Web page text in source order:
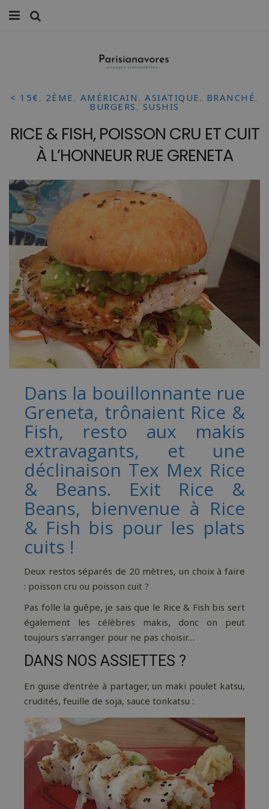
FAMILLE
VOYAGES
WEEK-ENDS
BALADES À PARIS
LIFESTYLE
CULTURE
< 15€, 2ÈME , AMÉRICAIN ,ASIATIQUE , BRANCHÉ,
BURGERS , SUSHIS
RICE & FISH, POISSON CRU ET CUIT
À L’HONNEUR RUE GRENETA
Dans la bouillonnante rue
Greneta, trônaient Rice &
Fish, resto aux makis
extravagants, et une
déclinaison Tex Mex Rice
& Beans. Exit Rice &
Beans, bienvenue à Rice
& Fish bis pour les plats
cuits !
Deux restos séparés de 20 mètres, un choix à faire
: poisson cru ou poisson cuit ?
Pas folle la guêpe, je sais que le Rice & Fish bis sert
également les célèbres makis, donc on peut
toujours s’arranger pour ne pas choisir…
DANS NOS ASSIETTES ?
En guise d’entrée à partager, un maki poulet katsu,
crudités, feuille de soja, sauce tonkatsu :